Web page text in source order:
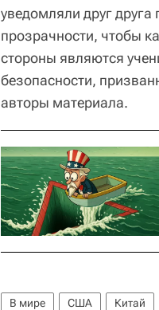
уведомляли друг друга
прозрачности, чтобы
стороны являются
безопасности,
авторы материала.
В мире США Китай